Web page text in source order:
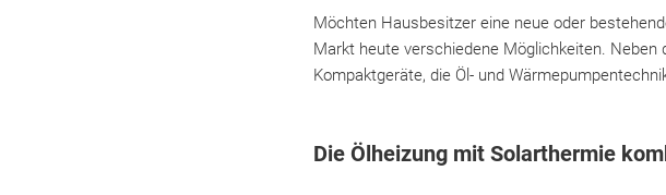
Möchten Hausbesitzer eine neue oder
Markt heute verschiedene Möglichkeiten.
Kompaktgeräte, die Öl- und
Die Ölheizung mit Solarthermie